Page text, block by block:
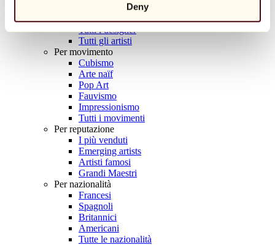
Deny
Tutti i fotografi
Tutti i disegnatori
Tutti i designer
Tutti gli artisti
Per movimento
Cubismo
Arte naïf
Pop Art
Fauvismo
Impressionismo
Tutti i movimenti
Per reputazione
I più venduti
Emerging artists
Artisti famosi
Grandi Maestri
Per nazionalità
Francesi
Spagnoli
Britannici
Americani
Tutte le nazionalità